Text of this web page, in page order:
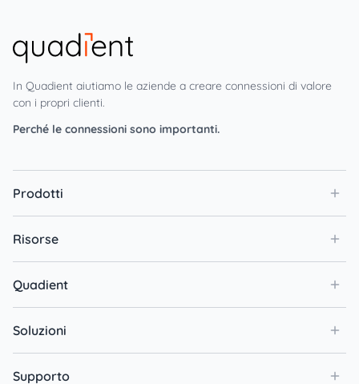
In Quadient aiutiamo le aziende a creare connessioni di valore
con i propri clienti.
Perché le connessioni sono importanti.
Prodotti
Risorse
Quadient
Soluzioni
Supporto